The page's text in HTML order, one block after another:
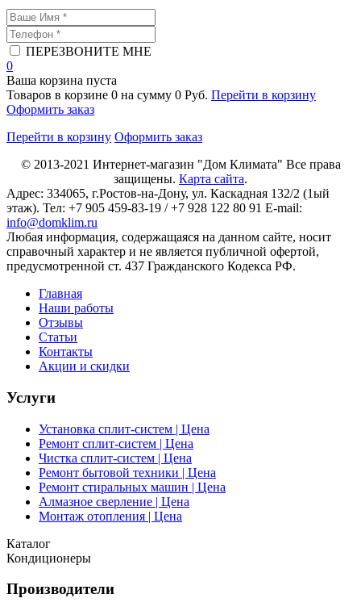
ПЕРЕЗВОНИТЕ МНЕ
0
Ваша корзина пуста
Товаров в корзине 0 на сумму 0 Руб. Перейти в корзину
Оформить заказ
Перейти в корзину Оформить заказ
© 2013-2021 Интернет-магазин "Дом Климата" Все права
защищены. Карта сайта.
Адрес: 334065, г.Ростов-на-Дону, ул. Каскадная 132/2 (1ый
этаж). Тел: +7 905 459-83-19 / +7 928 122 80 91 E-mail:
info@domklim.ru
Любая информация, содержащаяся на данном сайте, носит
справочный характер и не является публичной офертой,
предусмотренной ст. 437 Гражданского Кодекса РФ.
Главная
Наши работы
Отзывы
Статьи
Контакты
Акции и скидки
Услуги
Установка сплит-систем | Цена
Ремонт сплит-систем | Цена
Чистка сплит-систем | Цена
Ремонт бытовой техники | Цена
Ремонт стиральных машин | Цена
Алмазное сверление | Цена
Монтаж отопления | Цена
Каталог
Кондиционеры
Производители